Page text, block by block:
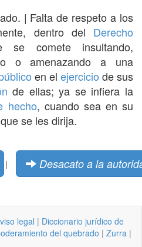
| Falta de respeto a los
dentro del Derecho
se comete insultando,
o amenazando a una
en el ejercicio de sus
de ellas; ya se infiera la
hecho, cuando sea en su
se les dirija.
| Desacato a la
legal | Diccionario jurídico de
del quebrado | Zurra |